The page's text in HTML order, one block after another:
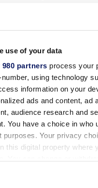
use of your data
980 partners process your
using technology
information on your
ads and content, ad
audience research and
You have a choice in who
purposes. Your privacy
this digital property where
icon.
Pizza zu